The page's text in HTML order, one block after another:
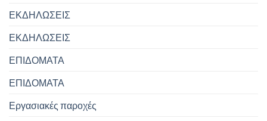
ΕΚΔΗΛΩΣΕΙΣ
ΕΚΔΗΛΩΣΕΙΣ
ΕΠΙΔΟΜΑΤΑ
ΕΠΙΔΟΜΑΤΑ
Εργασιακές παροχές